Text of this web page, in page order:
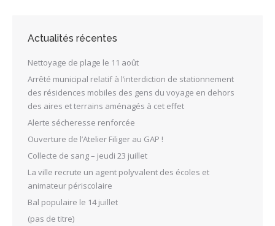
Actualités récentes
Nettoyage de plage le 11 août
Arrêté municipal relatif à l’interdiction de stationnement
des résidences mobiles des gens du voyage en dehors
des aires et terrains aménagés à cet effet
Alerte sécheresse renforcée
Ouverture de l’Atelier Filiger au GAP !
Collecte de sang – jeudi 23 juillet
La ville recrute un agent polyvalent des écoles et
animateur périscolaire
Bal populaire le 14 juillet
(pas de titre)